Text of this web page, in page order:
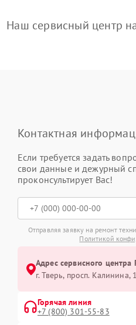
Наш сервисный центр
Контактная
Если требуется задать
свои данные и дежурный
проконсультирует Вас!
Отправляя заявку на ремонт
Политикой
Адрес сервисного центра
г. Тверь, просп. Калинина,
Горячая линия
+7 (800) 301-55-83